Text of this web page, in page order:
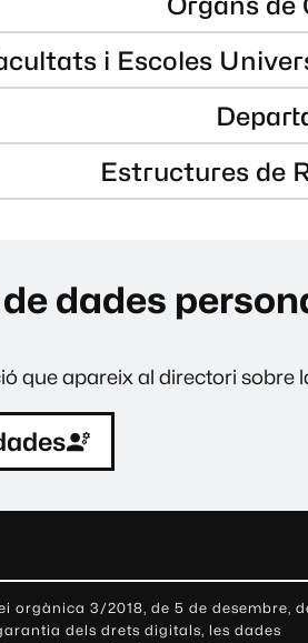
i Escoles
Estructures de
dades
que apareix al directori sobre
orgànica 3/2018, de 5 de desembre,
dels drets digitals, les dades